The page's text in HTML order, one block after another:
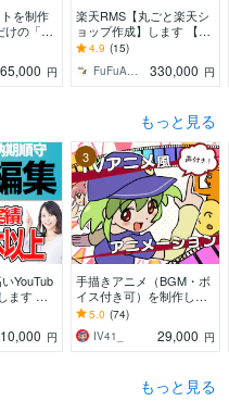
を制作
の「世
表現し
65,000 円
楽天RMS【丸ごと楽天シ
ョップ作成】します 【受
賞店など実績400店舗以
上】現役デザイナーが作
成します！
4.9 (15)
330,000 円
もっと見る
YouTub
す 【1
ィの高
す！
10,000 円
3
手描きアニメ（BGM・ボ
イス付き可）を制作しま
す スタッフはプロのアニ
メーターと漫画家！ 脚
本もご用意できます
5.0 (74)
IV41_
29,000 円
もっと見る